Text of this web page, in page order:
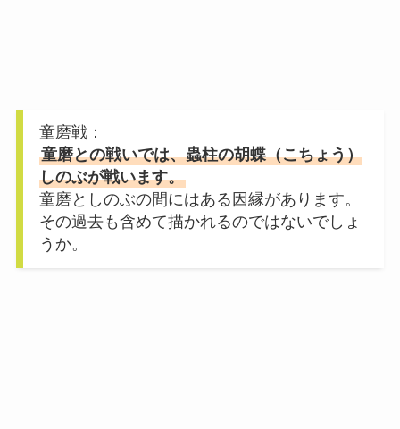
童磨戦：
童磨との戦いでは、蟲柱の胡蝶（こちょう）
しのぶが戦います。
童磨としのぶの間にはある因縁があります。
その過去も含めて描かれるのではないでしょ
うか。